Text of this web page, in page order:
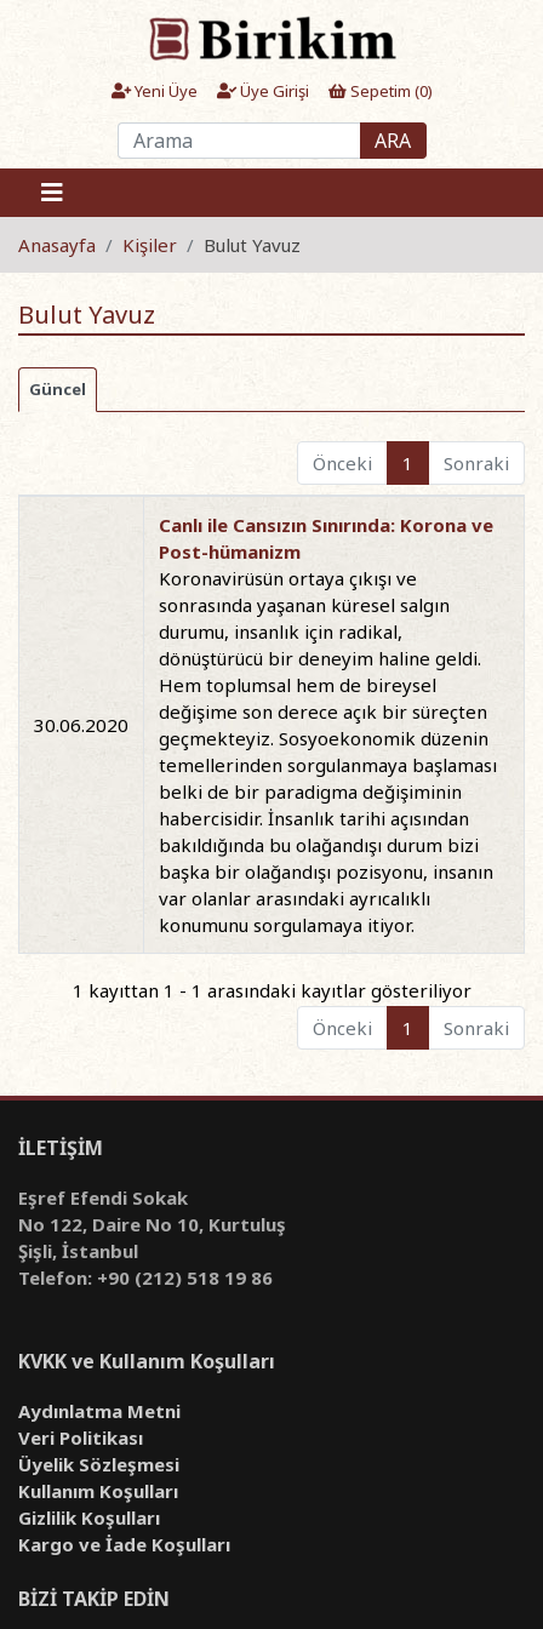
Yeni Üye Üye Girişi Sepetim (0)
ARA
Anasayfa Kişiler Bulut Yavuz
Bulut Yavuz
Güncel
Önceki 1 Sonraki
30.06.2020
Canlı ile Cansızın Sınırında: Korona ve
Post-hümanizm
Koronavirüsün ortaya çıkışı ve
sonrasında yaşanan küresel salgın
durumu, insanlık için radikal,
dönüştürücü bir deneyim haline geldi.
Hem toplumsal hem de bireysel
değişime son derece açık bir süreçten
geçmekteyiz. Sosyoekonomik düzenin
temellerinden sorgulanmaya başlaması
belki de bir paradigma değişiminin
habercisidir. İnsanlık tarihi açısından
bakıldığında bu olağandışı durum bizi
başka bir olağandışı pozisyonu, insanın
var olanlar arasındaki ayrıcalıklı
konumunu sorgulamaya itiyor.
1 kayıttan 1 - 1 arasındaki kayıtlar gösteriliyor
Önceki
1 Sonraki
İLETİŞİM
Eşref Efendi Sokak
No 122, Daire No 10, Kurtuluş
Şişli, İstanbul
Telefon: +90 (212) 518 19 86
KVKK ve Kullanım Koşulları
Aydınlatma Metni
Veri Politikası
Üyelik Sözleşmesi
Kullanım Koşulları
Gizlilik Koşulları
Kargo ve İade Koşulları
BİZİ TAKİP EDİN